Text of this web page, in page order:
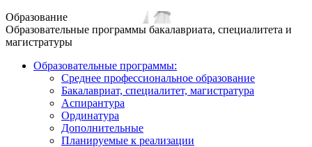
Образование
Образовательные программы бакалавриата, специалитета и
магистратуры
Образовательные программы:
Среднее профессиональное образование
Бакалавриат, специалитет, магистратура
Аспирантура
Ординатура
Дополнительные
Планируемые к реализации